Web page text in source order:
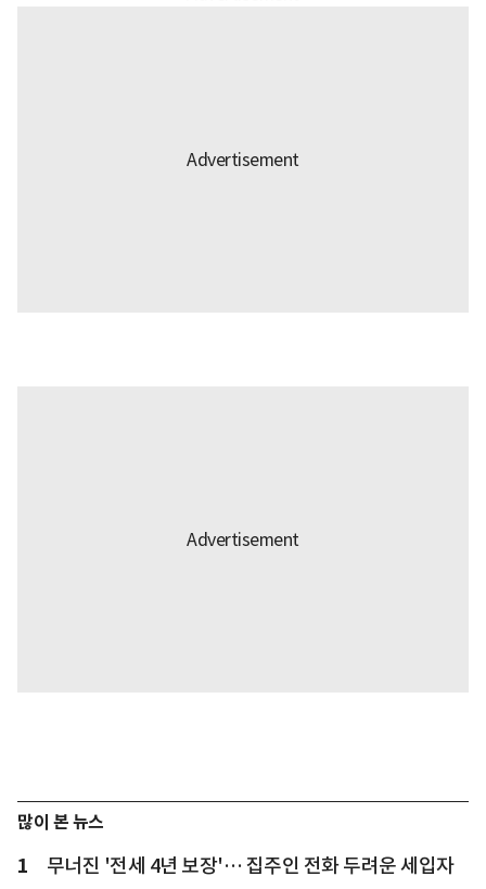
많이 본 뉴스
1 무너진 '전세 4년 보장'… 집주인 전화 두려운 세입자